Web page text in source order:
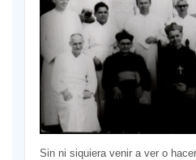
Sin ni siquiera venir a ver o